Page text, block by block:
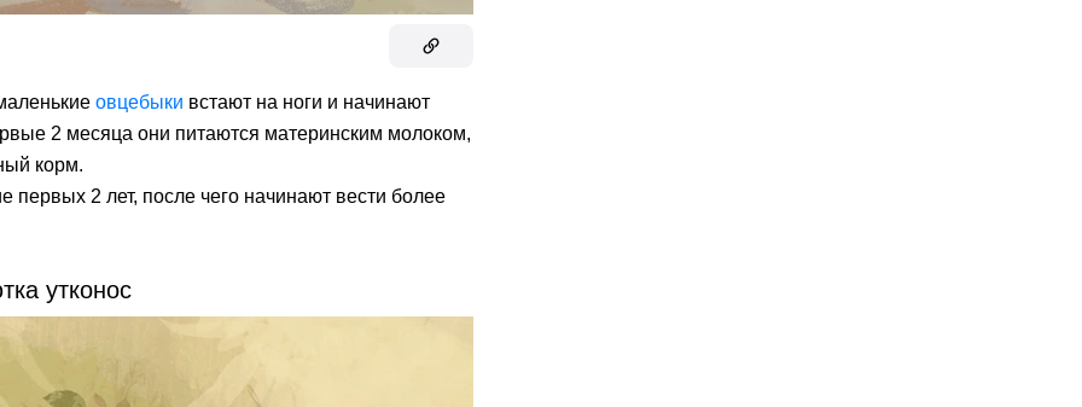
овцебыки встают на ноги и начинают
2 месяца они питаются материнским молоком,
корм.
2 лет, после чего начинают вести более
утконос